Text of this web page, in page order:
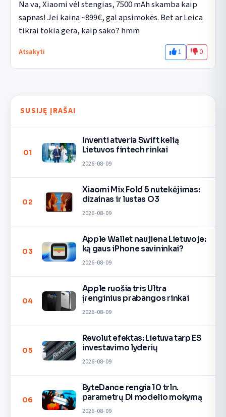
Na va, Xiaomi vėl stengias, 7500 mAh skamba kaip
sapnas! Jei kaina ~899€, gal apsimokės. Bet ar Leica
tikrai tokia gera, kaip sako? hmm
Atsakyti 1 0
SUSIJĘ ĮRAŠAI
01
Inventi atveria Swift kelią
Lietuvos fintech rinkai
2026-08-09
02
Xiaomi Mix Fold 5 nutekėjimas:
dizainas ir lustas O3
2026-08-09
03
Apple Wallet naujiena Lietuvoje:
ką gaus iPhone savininkai?
2026-08-09
04
Apple ruošia tris Ultra
įrenginius prabangos rinkai
2026-08-09
05
Revolut efektas: Lietuva tarp ES
investavimo lyderių
2026-08-09
06
ByteDance rengia 10 trln.
parametrų DI modelio mokymą
2026-08-09